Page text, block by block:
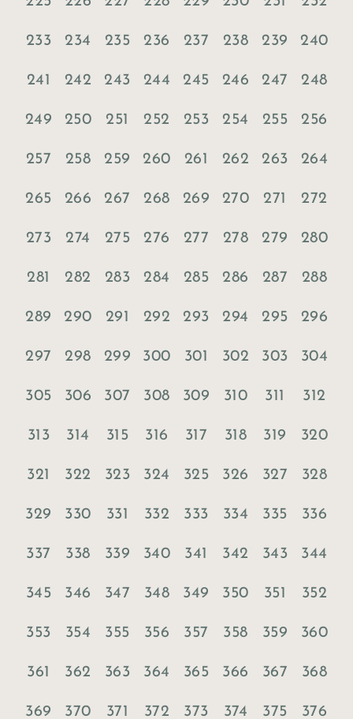
233 234 235 236 237 238 239 240
241 242 243 244 245 246 247 248
249 250 251 252 253 254 255 256
257 258 259 260 261 262 263 264
265 266 267 268 269 270 271 272
273 274 275 276 277 278 279 280
281 282 283 284 285 286 287 288
289 290 291 292 293 294 295 296
297 298 299 300 301 302 303 304
305 306 307 308 309 310 311 312
313 314 315 316 317 318 319 320
321 322 323 324 325 326 327 328
329 330 331 332 333 334 335 336
337 338 339 340 341 342 343 344
345 346 347 348 349 350 351 352
353 354 355 356 357 358 359 360
361 362 363 364 365 366 367 368
369 370 371 372 373 374 375 376